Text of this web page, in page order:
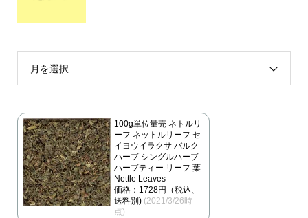
月を選択
100g単位量売 ネトルリ
ーフ ネットルリーフ セ
イヨウイラクサ バルク
ハーブ シングルハーブ
ハーブティー リーフ 葉
Nettle Leaves
価格：1728円（税込、
送料別) (2021/3/26時
点)